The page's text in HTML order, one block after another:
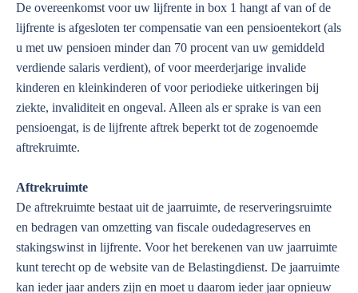
De overeenkomst voor uw lijfrente in box 1 hangt af van of de
lijfrente is afgesloten ter compensatie van een pensioentekort (als
u met uw pensioen minder dan 70 procent van uw gemiddeld
verdiende salaris verdient), of voor meerderjarige invalide
kinderen en kleinkinderen of voor periodieke uitkeringen bij
ziekte, invaliditeit en ongeval. Alleen als er sprake is van een
pensioengat, is de lijfrente aftrek beperkt tot de zogenoemde
aftrekruimte.
Aftrekruimte
De aftrekruimte bestaat uit de jaarruimte, de reserveringsruimte
en bedragen van omzetting van fiscale oudedagreserves en
stakingswinst in lijfrente. Voor het berekenen van uw jaarruimte
kunt terecht op de website van de Belastingdienst. De jaarruimte
kan ieder jaar anders zijn en moet u daarom ieder jaar opnieuw